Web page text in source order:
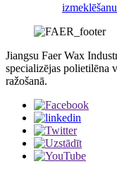
izmeklēšanu
Jiangsu Faer Wax
specializējas polietilēna
ražošanā.